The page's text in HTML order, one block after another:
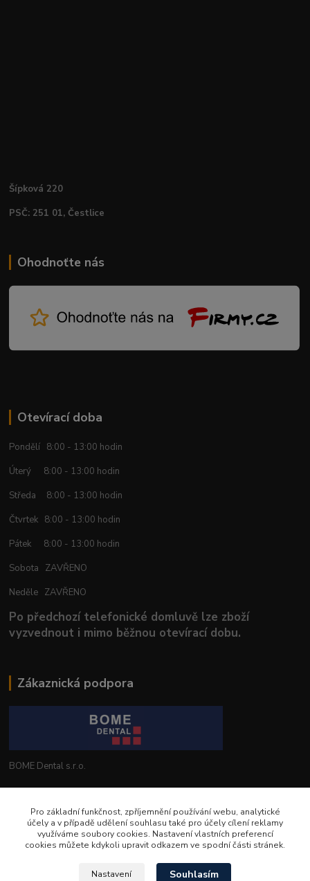
Šípková 220
PSČ: 251 01, Čestlice
Ohodnoťte nás
Otevírací doba
Pondělí 8:00 - 13:00 hodin
Úterý 8:00 - 13:00 hodin
Středa 8:00 - 13:00 hodin
Čtvrtek 8:00 - 13:00 hodin
Pátek 8:00 - 13:00 hodin
Sobota ZAVŘENO
Neděle ZAVŘENO
Po předchozí telefonické domluvě lze zboží
vyzvednout i mimo běžnou otevírací dobu.
Zákaznická podpora
BOME Dental s.r.o.
info@bomedental.eu
Pro základní funkčnost, zpříjemnění používání webu, analytické
účely a v případě udělení souhlasu také pro účely cílení reklamy
využíváme soubory cookies. Nastavení vlastních preferencí
cookies můžete kdykoli upravit odkazem ve spodní části stránek.
Nastavení Souhlasím